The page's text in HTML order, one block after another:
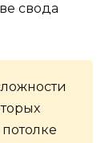
свода